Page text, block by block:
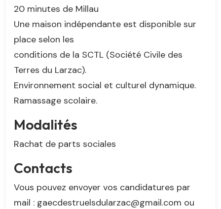
20 minutes de Millau
Une maison indépendante est disponible sur
place selon les
conditions de la SCTL (Société Civile des
Terres du Larzac).
Environnement social et culturel dynamique.
Ramassage scolaire.
Modalités
Rachat de parts sociales
Contacts
Vous pouvez envoyer vos candidatures par
mail : gaecdestruelsdularzac@gmail.com ou